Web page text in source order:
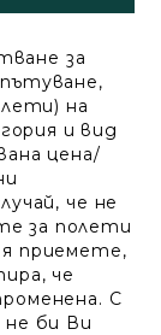
за
на
и вид
цена/
че не
за полети
приемете,
че
С
не би Ви